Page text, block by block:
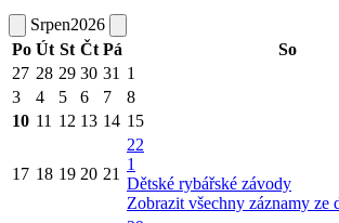
Srpen2026
Po Út St Čt Pá So
27 28 29 30 31 1
3
4 5 6 7 8
10 11 12 13 14 15
17 18 19 20 21
22
1
Dětské rybářské závody
Zobrazit všechny záznamy ze